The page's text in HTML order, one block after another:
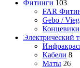
Фитинги 103
FAR
Gebo /
Концевики
Электрический
Кабели 8
Маты 26